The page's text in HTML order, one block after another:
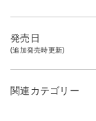
発売日
(追加発売時更新)
関連カテゴリー